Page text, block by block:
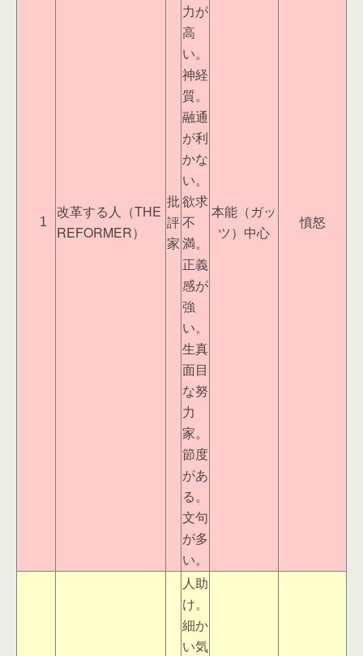
1
改革する人（THE
REFORMER）
批
評
家
力が
高
い。
神経
質。
融通
が利
かな
い。
欲求
不
満。
正義
感が
強
い。
生真
面目
な努
力
家。
節度
があ
る。
文句
が多
い。
本能（ガッ
ツ）中心
憤怒
人助
け。
細か
い気